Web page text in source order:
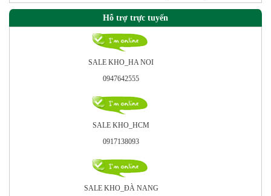
Hỗ trợ trực tuyến
SALE KHO_HA NOI
0947642555
SALE KHO_HCM
0917138093
SALE KHO_ÐÀ NANG